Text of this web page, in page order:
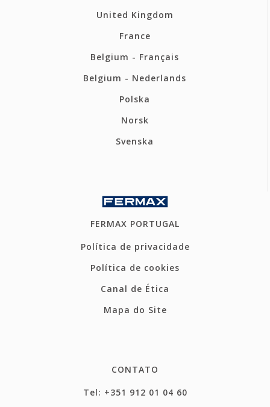
United Kingdom
France
Belgium - Français
Belgium - Nederlands
Polska
Norsk
Svenska
FERMAX PORTUGAL
Política de privacidade
Política de cookies
Canal de Ética
Mapa do Site
CONTATO
Tel: +351 912 01 04 60